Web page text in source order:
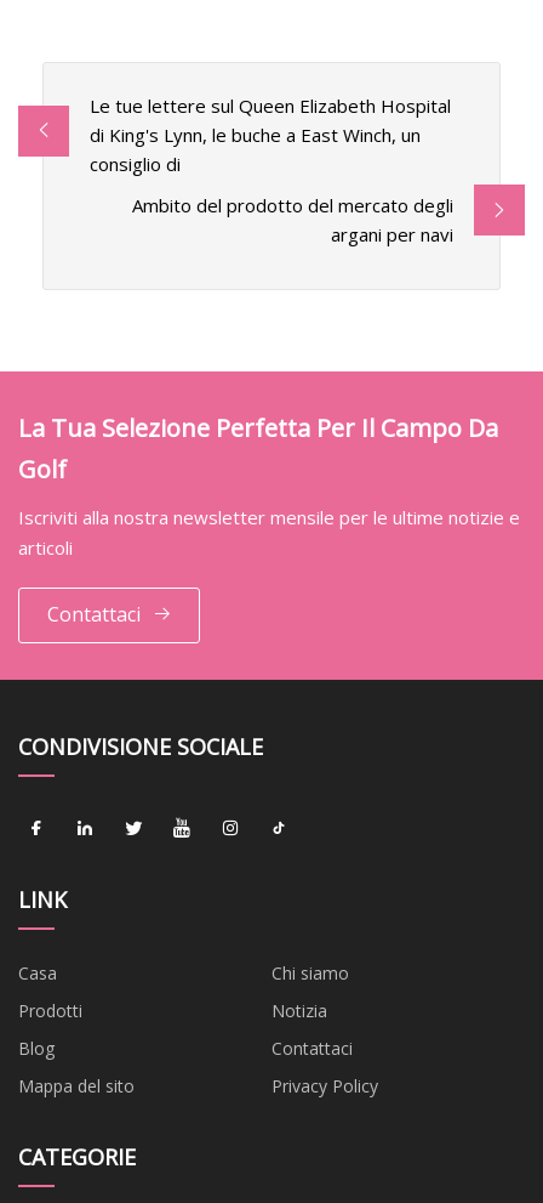
Le tue lettere sul Queen Elizabeth Hospital
di King's Lynn, le buche a East Winch, un
consiglio di
Ambito del prodotto del mercato degli
argani per navi
La Tua Selezione Perfetta Per Il Campo Da
Golf
Iscriviti alla nostra newsletter mensile per le ultime notizie e
articoli
Contattaci
CONDIVISIONE SOCIALE
LINK
Casa
Chi siamo
Prodotti
Notizia
Blog
Contattaci
Mappa del sito
Privacy Policy
CATEGORIE